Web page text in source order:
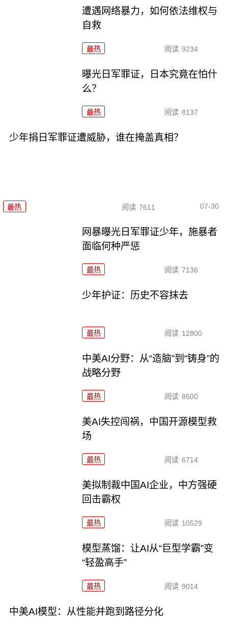
遭遇网络暴力，如何依法维权与
自救
最热 阅读 9234
曝光日军罪证，日本究竟在怕什
么？
最热 阅读 8137
少年捐日军罪证遭威胁，谁在掩盖真相？
最热 阅读 7611 07-30
网暴曝光日军罪证少年，施暴者
面临何种严惩
最热 阅读 7136
少年护证：历史不容抹去
最热 阅读 12800
中美AI分野：从“造脑”到“铸身”的
战略分野
最热 阅读 8600
美AI失控闯祸，中国开源模型救
场
最热 阅读 6714
美拟制裁中国AI企业，中方强硬
回击霸权
最热 阅读 10529
模型蒸馏：让AI从“巨型学霸”变
“轻盈高手”
最热 阅读 9014
中美AI模型：从性能并跑到路径分化